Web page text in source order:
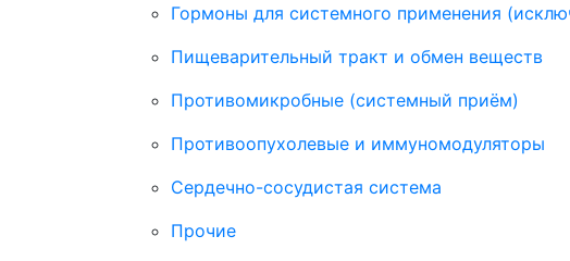
Гормоны для системного применения
Пищеварительный тракт и обмен веществ
Противомикробные (системный приём)
Противоопухолевые и иммуномодуляторы
Сердечно-сосудистая система
Прочие